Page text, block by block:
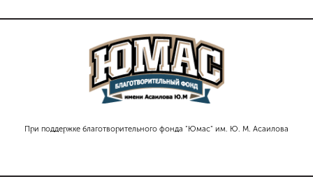
При поддержке благотворительного фонда "Юмас" им. Ю. М. Асаилова